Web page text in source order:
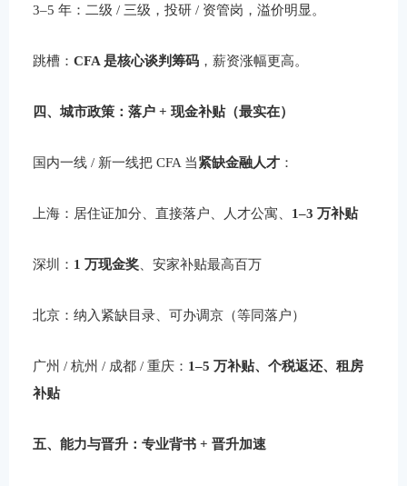
3–5 年：二级 / 三级，投研 / 资管岗，溢价明显。
跳槽：CFA 是核心谈判筹码 ，薪资涨幅更高。
四、城市政策：落户 + 现金补贴（最实在）
国内一线 / 新一线把 CFA 当紧缺金融人才 ：
上海：居住证加分、直接落户、人才公寓、 1–3 万补贴
深圳： 1 万现金奖 、安家补贴最高百万
北京：纳入紧缺目录、可办调京（等同落户）
广州 / 杭州 / 成都 / 重庆： 1–5 万补贴、个税返还、租房
补贴
五、能力与晋升：专业背书 + 晋升加速